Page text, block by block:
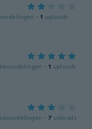
· 1 uploads
beoordelingen · 1 uploads
beoordelingen · 7 uploads